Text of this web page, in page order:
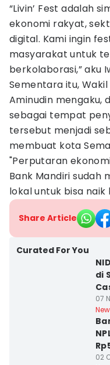
“Livin’ Fest adalah
ekonomi rakyat,
digital. Kami ingin
masyarakat untuk
berkolaborasi,” aku
Sementara itu,
Aminudin mengaku,
sebagai tempat
tersebut menjadi
membuat kota
"Perputaran
Bank Mandiri sudah
lokal untuk bisa naik
Share Article
Curated For You
di
07
02